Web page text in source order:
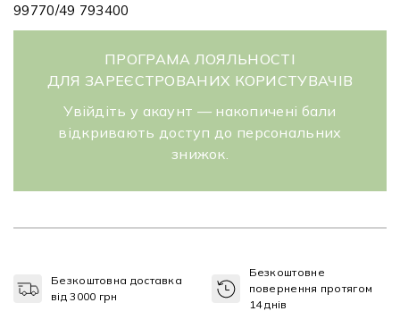
99770/49 793400
ПРОГРАМА ЛОЯЛЬНОСТІ
ДЛЯ ЗАРЕЄСТРОВАНИХ КОРИСТУВАЧІВ
Увійдіть у акаунт — накопичені бали
відкривають доступ до персональних
знижок.
Безкоштовна доставка
від 3000 грн
Безкоштовне
повернення протягом
14 днів